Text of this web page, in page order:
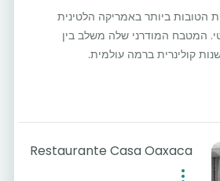
ביותר באמריקה הלטינית
המטבח המודרני שלה משלב בין
קולינרית ברמה עולמית.
Restaurante Casa Oaxaca